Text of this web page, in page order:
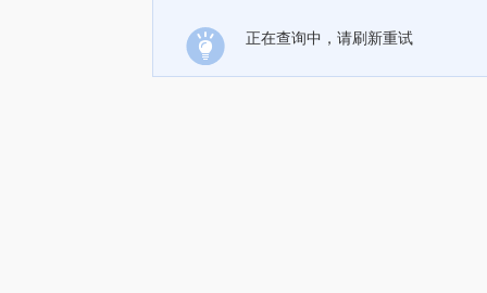
正在查询中，请刷新重试